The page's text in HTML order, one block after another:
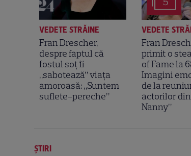
VEDETE STRĂINE
Fran Drescher,
despre faptul că
fostul soț îi
„sabotează” viața
amoroasă: „Suntem
suflete-pereche”
VEDETE
Fran
primit o
of Fame la
Imagini
de la
actorilor din
Nanny”
ȘTIRI